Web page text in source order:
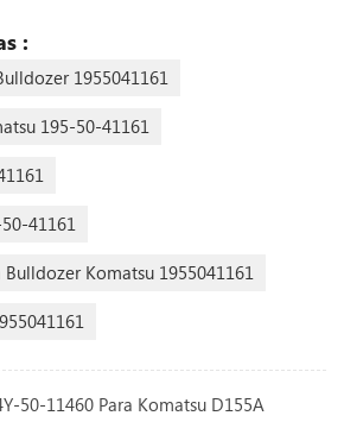
:
1955041161
195-50-41161
41161
Bulldozer Komatsu 1955041161
50-11460 Para Komatsu D155A